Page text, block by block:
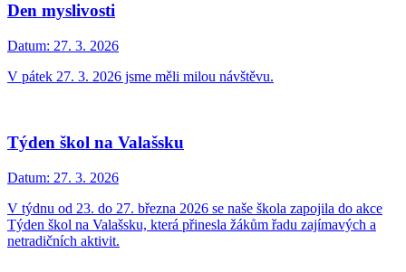
Den myslivosti
Datum: 27. 3. 2026
V pátek 27. 3. 2026 jsme měli milou návštěvu.
Týden škol na Valašsku
Datum: 27. 3. 2026
V týdnu od 23. do 27. března 2026 se naše škola zapojila do akce
Týden škol na Valašsku, která přinesla žákům řadu zajímavých a
netradičních aktivit.